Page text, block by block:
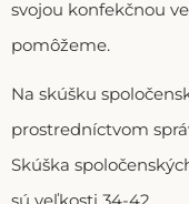
svojou konfekčnou
pomôžeme.
Na skúšku
prostredníctvom
Skúška